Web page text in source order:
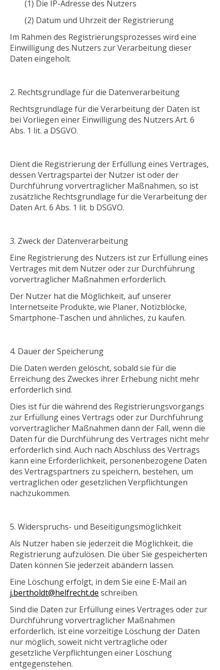
(1) Die IP-Adresse des Nutzers
(2) Datum und Uhrzeit der Registrierung
Im Rahmen des Registrierungsprozesses wird eine
Einwilligung des Nutzers zur Verarbeitung dieser
Daten eingeholt.
Rechtsgrundlage für die Datenverarbeitung
Rechtsgrundlage für die Verarbeitung der Daten ist
bei Vorliegen einer Einwilligung des Nutzers Art. 6
Abs. 1 lit. a DSGVO.
Dient die Registrierung der Erfüllung eines Vertrages,
dessen Vertragspartei der Nutzer ist oder der
Durchführung vorvertraglicher Maßnahmen, so ist
zusätzliche Rechtsgrundlage für die Verarbeitung der
Daten Art. 6 Abs. 1 lit. b DSGVO.
Zweck der Datenverarbeitung
Eine Registrierung des Nutzers ist zur Erfüllung eines
Vertrages mit dem Nutzer oder zur Durchführung
vorvertraglicher Maßnahmen erforderlich.
Der Nutzer hat die Möglichkeit, auf unserer
Internetseite Produkte, wie Planer, Notizblöcke,
Smartphone-Taschen und ähnliches, zu kaufen.
Dauer der Speicherung
Die Daten werden gelöscht, sobald sie für die
Erreichung des Zweckes ihrer Erhebung nicht mehr
erforderlich sind.
Dies ist für die während des Registrierungsvorgangs
zur Erfüllung eines Vertrags oder zur Durchführung
vorvertraglicher Maßnahmen dann der Fall, wenn die
Daten für die Durchführung des Vertrages nicht mehr
erforderlich sind. Auch nach Abschluss des Vertrags
kann eine Erforderlichkeit, personenbezogene Daten
des Vertragspartners zu speichern, bestehen, um
vertraglichen oder gesetzlichen Verpflichtungen
nachzukommen.
Widerspruchs- und Beseitigungsmöglichkeit
Als Nutzer haben sie jederzeit die Möglichkeit, die
Registrierung aufzulösen. Die über Sie gespeicherten
Daten können Sie jederzeit abändern lassen.
Eine Löschung erfolgt, in dem Sie eine E-Mail an
j.bertholdt@helfrecht.de schreiben.
Sind die Daten zur Erfüllung eines Vertrages oder zur
Durchführung vorvertraglicher Maßnahmen
erforderlich, ist eine vorzeitige Löschung der Daten
nur möglich, soweit nicht vertragliche oder
gesetzliche Verpflichtungen einer Löschung
entgegenstehen.